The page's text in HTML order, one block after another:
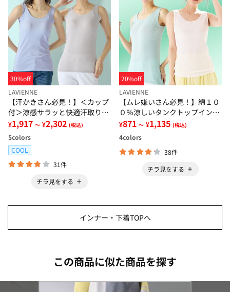
30%off
LAVIENNE
【汗かきさん必見！】＜カップ
付＞涼感サラッと快適汗取りタ
ンクトップインナー＜さらりラ
ボ＞
¥1,917 ～ ¥2,302 (税込)
5colors
COOL
31件
チラ見をする
20%off
LAVIENNE
【ムレ嫌いさん必見！】綿１０
０％涼しいタンクトップインナ
ー＜さらりラボ＞
¥871 ～ ¥1,135 (税込)
4colors
38件
チラ見をする
インナー・下着TOPへ
この商品に似た商品を探す